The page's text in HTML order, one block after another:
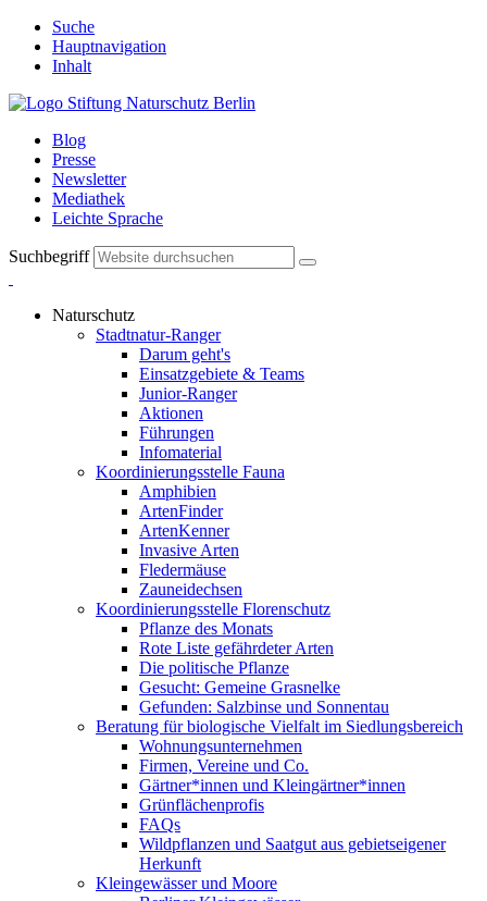
Suche
Hauptnavigation
Inhalt
Blog
Presse
Newsletter
Mediathek
Leichte Sprache
Suchbegriff
Naturschutz
Stadtnatur-Ranger
Darum geht's
Einsatzgebiete & Teams
Junior-Ranger
Aktionen
Führungen
Infomaterial
Koordinierungsstelle Fauna
Amphibien
ArtenFinder
ArtenKenner
Invasive Arten
Fledermäuse
Zauneidechsen
Koordinierungsstelle Florenschutz
Pflanze des Monats
Rote Liste gefährdeter Arten
Die politische Pflanze
Gesucht: Gemeine Grasnelke
Gefunden: Salzbinse und Sonnentau
Beratung für biologische Vielfalt im Siedlungsbereich
Wohnungsunternehmen
Firmen, Vereine und Co.
Gärtner*innen und Kleingärtner*innen
Grünflächenprofis
FAQs
Wildpflanzen und Saatgut aus gebietseigener
Herkunft
Kleingewässer und Moore